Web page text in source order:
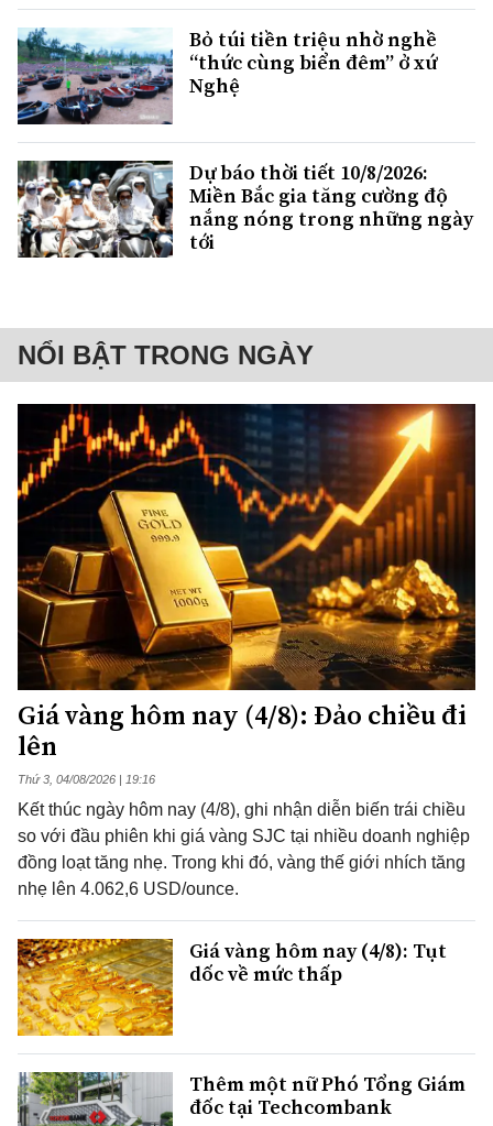
Bỏ túi tiền triệu nhờ nghề
“thức cùng biển đêm” ở xứ
Nghệ
Dự báo thời tiết 10/8/2026:
Miền Bắc gia tăng cường độ
nắng nóng trong những ngày
tới
NỔI BẬT TRONG NGÀY
Giá vàng hôm nay (4/8): Đảo chiều đi
lên
Thứ 3, 04/08/2026 | 19:16
Kết thúc ngày hôm nay (4/8), ghi nhận diễn biến trái chiều
so với đầu phiên khi giá vàng SJC tại nhiều doanh nghiệp
đồng loạt tăng nhẹ. Trong khi đó, vàng thế giới nhích tăng
nhẹ lên 4.062,6 USD/ounce.
Giá vàng hôm nay (4/8): Tụt
dốc về mức thấp
Thêm một nữ Phó Tổng Giám
đốc tại Techcombank